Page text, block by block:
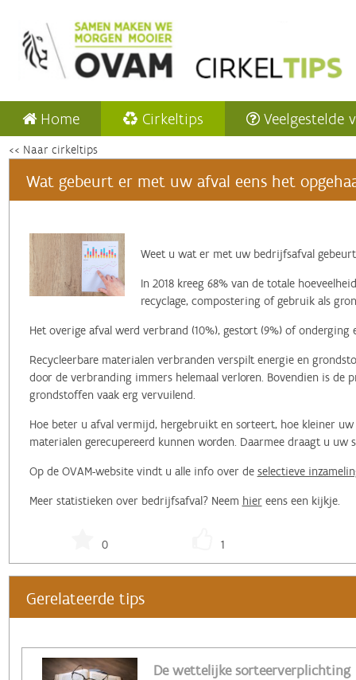
Home Cirkeltips Veelgestelde
<< Naar cirkeltips
Wat gebeurt er met uw afval eens het
‌Weet u wat er met uw bedrijfsafval
In 2018 kreeg 68% van de totale
recyclage, compostering of gebruik als
Het overige afval werd verbrand (10%), gestort (9%) of onderging
Recycleerbare materialen verbranden verspilt energie en
door de verbranding immers helemaal verloren. Bovendien is de
grondstoffen vaak erg vervuilend.
Hoe beter u afval vermijd, hergebruikt en sorteert, hoe kleiner
materialen gerecupereerd kunnen worden. Daarmee draagt u uw
Op de OVAM-website vindt u alle info over de selectieve
Meer statistieken over bedrijfsafval? Neem hiereens een kijkje.
0 1
Gerelateerde tips
De wettelijke sorteerverplichting